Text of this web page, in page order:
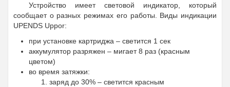
Устройство имеет световой индикатор, который
сообщает о разных режимах его работы. Виды индикации
UPENDS Uppor:
при установке картриджа – светится 1 сек
аккумулятор разряжен – мигает 8 раз (красным
цветом)
во время затяжки:
заряд до 30% – светится красным